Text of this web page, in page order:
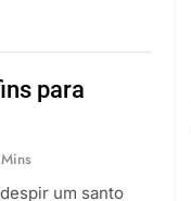
do Parque Mini-Europe
de Bruxelas
para
um santo